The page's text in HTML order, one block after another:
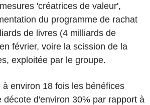
'créatrices de valeur',
du programme de rachat
de livres (4 milliards de
février, voire la scission de la
exploitée par le groupe.
à environ 18 fois les bénéfices
décote d'environ 30% par rapport à